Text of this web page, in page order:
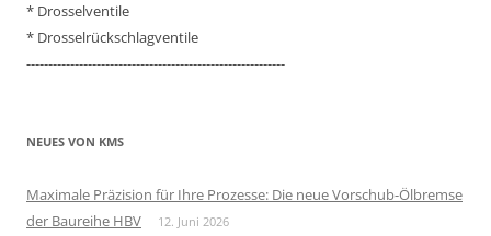
* Drosselventile
* Drosselrückschlagventile
-----------------------------------------------------------
NEUES VON KMS
Maximale Präzision für Ihre Prozesse: Die neue Vorschub-Ölbremse
der Baureihe HBV
12. Juni 2026